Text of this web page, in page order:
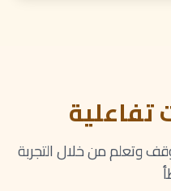
تفاعلية
وتعلم من خلال التجربة